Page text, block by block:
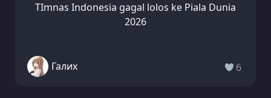
TImnas Indonesia gagal lolos ke Piala Dunia
2026
Галих 6